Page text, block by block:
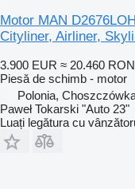
Motor MAN
Cityliner, Airliner,
3.900 EUR ≈ 20.460 RON
Piesă de schimb - motor
Polonia,
Paweł Tokarski "Auto 23"
Luați legătura cu